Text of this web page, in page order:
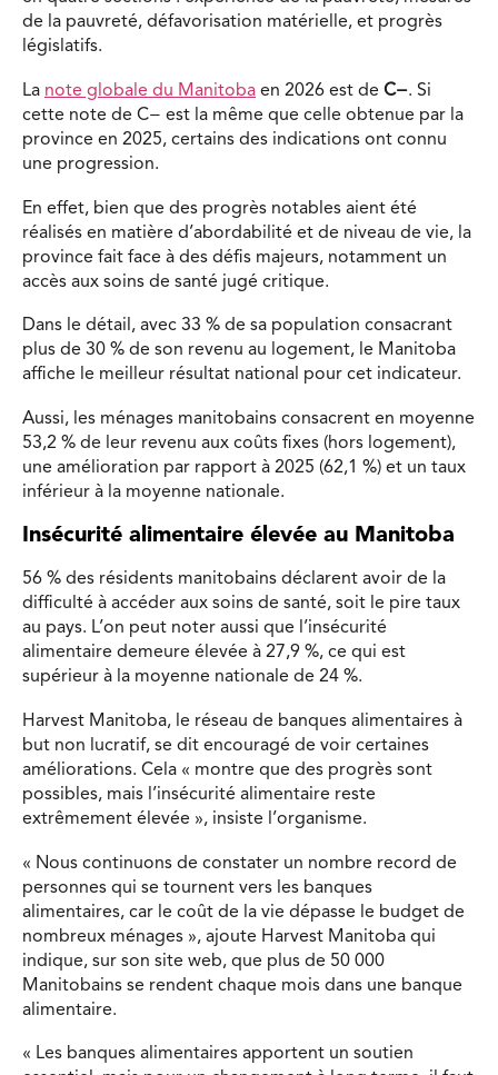
de la pauvreté, défavorisation matérielle, et progrès
législatifs.
La note globale du Manitoba en 2026 est de C−. Si
cette note de C− est la même que celle obtenue par la
province en 2025, certains des indications ont connu
une progression.
En effet, bien que des progrès notables aient été
réalisés en matière d’abordabilité et de niveau de vie, la
province fait face à des défis majeurs, notamment un
accès aux soins de santé jugé critique.
Dans le détail, avec 33 % de sa population consacrant
plus de 30 % de son revenu au logement, le Manitoba
affiche le meilleur résultat national pour cet indicateur.
Aussi, l es ménages manitobains consacrent en moyenne
53,2 % de leur revenu aux coûts fixes (hors logement),
une amélioration par rapport à 2025 (62,1 %) et un taux
inférieur à la moyenne nationale.
Insécurité alimentaire élevée au Manitoba
56 % des résidents manitobains déclarent avoir de la
difficulté à accéder aux soins de santé, soit le pire taux
au pays. L’on peut noter aussi que l’insécurité
alimentaire demeure élevée à 27,9 %, ce qui est
supérieur à la moyenne nationale de 24 %.
Harvest Manitoba, le réseau de banques alimentaires à
but non lucratif, se dit encouragé de voir certaines
améliorations. Cela « montre que des progrès sont
possibles, mais l’insécurité alimentaire reste
extrêmement élevée », insiste l’organisme.
« Nous continuons de constater un nombre record de
personnes qui se tournent vers les banques
alimentaires, car le coût de la vie dépasse le budget de
nombreux ménages », ajoute Harvest Manitoba qui
indique, sur son site web, que p lus de 50 000
Manitobains se rendent chaque mois dans une banque
alimentaire.
« Les banques alimentaires apportent un soutien